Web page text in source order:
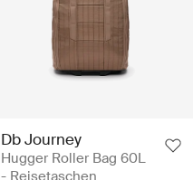
Db Journey
Hugger Roller Bag 60L
- Reisetaschen